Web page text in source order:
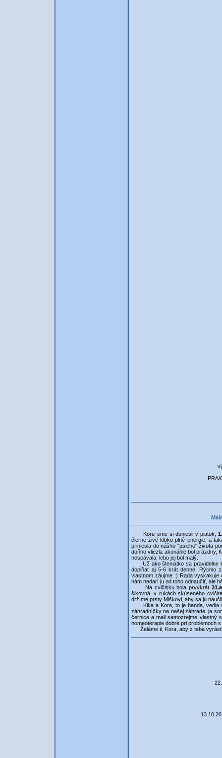
PRA/
Koru sme si doniesli v piatok,
čierne živé klbko plné energie, a
priniesla do nášho "psieho" života
doňho vliezla akonáhle bol prázdny,
nespávala, lebo jej bol malý.
Už ako šteniatko sa pravidelne
dopĺňať aj 5-6 krát denne. Rýchlo
vlastnom záujme :) Rada
nám nedarí ju od toho odnaučiť, ale
Na cvičisku bola prvýkrát
šikovná, v rukách skúseného
držíme prsty Miškovi, aby sa ju
Kika a Kora, to je banda, vedia
záhradníčky na našej záhrade, ja
černice a mali samozrejme vlastný
homeoterapie dobré pri problémoch
Želáme ti, Kora, aby z teba